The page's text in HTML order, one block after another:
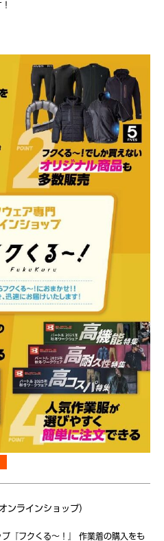
ンラインショップ)
『フクくる～！』 作業着の購入をも